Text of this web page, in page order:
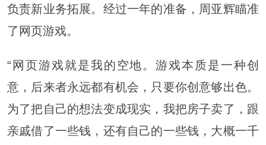
负责新业务拓展。经过一年的准备，周亚辉瞄准
了网页游戏。
“网页游戏就是我的空地。游戏本质是一种创
意，后来者永远都有机会，只要你创意够出色。
为了把自己的想法变成现实，我把房子卖了，跟
亲戚借了一些钱，还有自己的一些钱，大概一千